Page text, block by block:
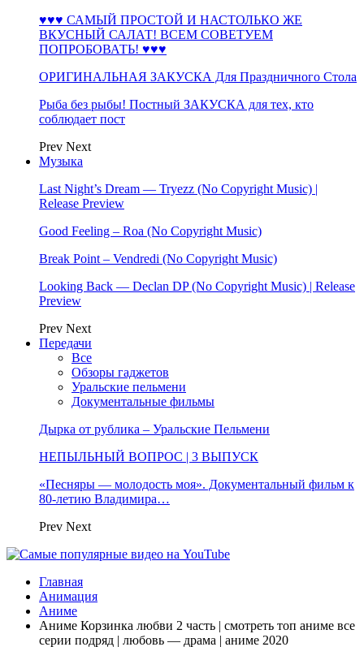
♥♥♥ САМЫЙ ПРОСТОЙ И НАСТОЛЬКО ЖЕ
ВКУСНЫЙ САЛАТ! ВСЕМ СОВЕТУЕМ
ПОПРОБОВАТЬ! ♥♥♥
ОРИГИНАЛЬНАЯ ЗАКУСКА Для Праздничного Стола
Рыба без рыбы! Постный ЗАКУСКА для тех, кто
соблюдает пост
Prev Next
Музыка
Last Night’s Dream — Tryezz (No Copyright Music) |
Release Preview
Good Feeling – Roa (No Copyright Music)
Break Point – Vendredi (No Copyright Music)
Looking Back — Declan DP (No Copyright Music) | Release
Preview
Prev Next
Передачи
Все
Обзоры гаджетов
Уральские пельмени
Документальные фильмы
Дырка от рублика – Уральские Пельмени
НЕПЫЛЬНЫЙ ВОПРОС | 3 ВЫПУСК
«Песняры — молодость моя». Документальный фильм к
80-летию Владимира…
Prev Next
Главная
Анимация
Аниме
Аниме Корзинка любви 2 часть | смотреть топ аниме все
серии подряд | любовь — драма | аниме 2020